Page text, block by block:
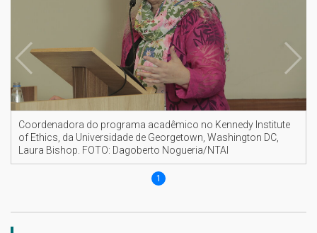
Coordenadora do programa acadêmico no Kennedy Institute
of Ethics, da Universidade de Georgetown, Washington DC,
Laura Bishop. FOTO: Dagoberto Nogueria/NTAI
1